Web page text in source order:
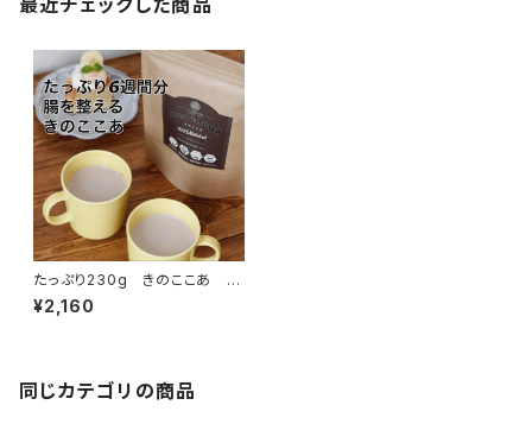
最近チェックした商品
たっぷり230g きのここあ
[きな粉とキノコとココアのトリ
プルパワー]
¥2,160
同じカテゴリの商品